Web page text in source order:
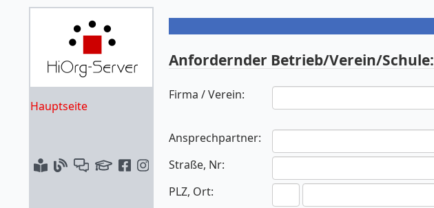
Hauptseite
Anfordernder Betrieb/Verein/Schule:
Firma / Verein:
Ansprechpartner:
Straße, Nr:
PLZ, Ort: